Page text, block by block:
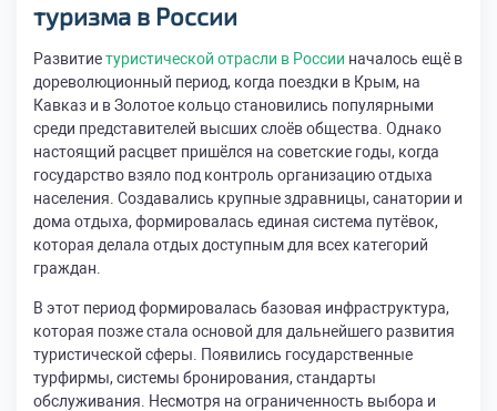
туризма в России
Развитиетуристической отрасли в России началось ещё в
дореволюционный период, когда поездки в Крым, на
Кавказ и в Золотое кольцо становились популярными
среди представителей высших слоёв общества. Однако
настоящий расцвет пришёлся на советские годы, когда
государство взяло под контроль организацию отдыха
населения. Создавались крупные здравницы, санатории и
дома отдыха, формировалась единая система путёвок,
которая делала отдых доступным для всех категорий
граждан.
В этот период формировалась базовая инфраструктура,
которая позже стала основой для дальнейшего развития
туристической сферы. Появились государственные
турфирмы, системы бронирования, стандарты
обслуживания. Несмотря на ограниченность выбора и